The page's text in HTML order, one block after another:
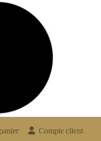
Compte client